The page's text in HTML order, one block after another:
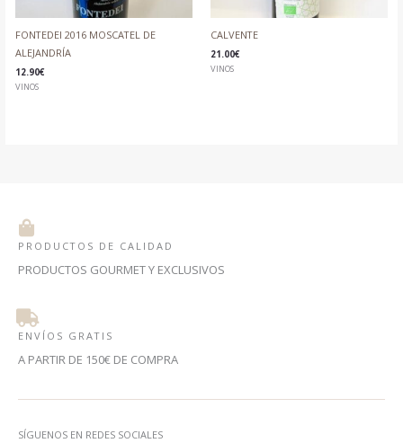
FONTEDEI 2016 MOSCATEL DE
ALEJANDRÍA
12.90€
VINOS
CALVENTE
21.00€
VINOS
PRODUCTOS DE CALIDAD
PRODUCTOS GOURMET Y EXCLUSIVOS
ENVÍOS GRATIS
A PARTIR DE 150€ DE COMPRA
SÍGUENOS EN REDES SOCIALES